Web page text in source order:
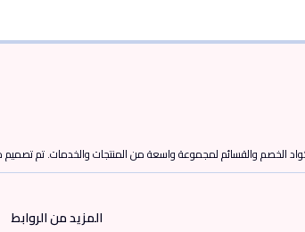
الخصم والقسائم لمجموعة واسعة من المنتجات والخدمات. تم
المزيد من الروابط